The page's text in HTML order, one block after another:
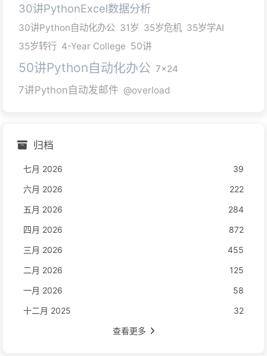
30讲PythonExcel数据分析
30讲Python自动化办公 31岁 35岁危机 35岁学AI
35岁转行 4-Year College 50讲
50讲Python自动化办公 7x24
7讲Python自动发邮件 @overload
归档
七月 2026
39
六月 2026
222
五月 2026
284
四月 2026
872
三月 2026
455
二月 2026
125
一月 2026
58
十二月 2025
32
查看更多